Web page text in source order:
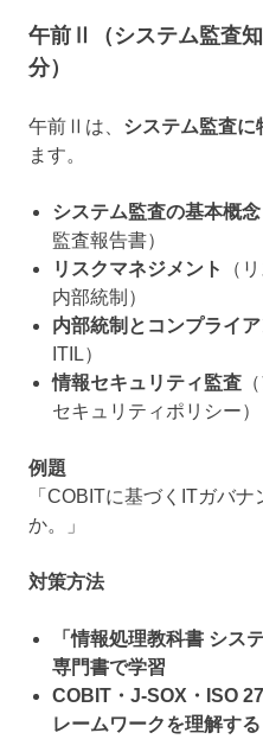
午前Ⅱ（システム監査
分）
午前Ⅱは、 システム監査に
ます。
システム監査の基本概念
監査報告書）
リスクマネジメント
（
内部統制）
内部統制とコンプライ
ITIL）
情報セキュリティ監査
セキュリティポリシー）
例題
「COBITに基づくITガバ
か。」
対策方法
「情報処理教科書 シス
専門書で学習
COBIT・J-SOX・ISO
レームワークを理解する